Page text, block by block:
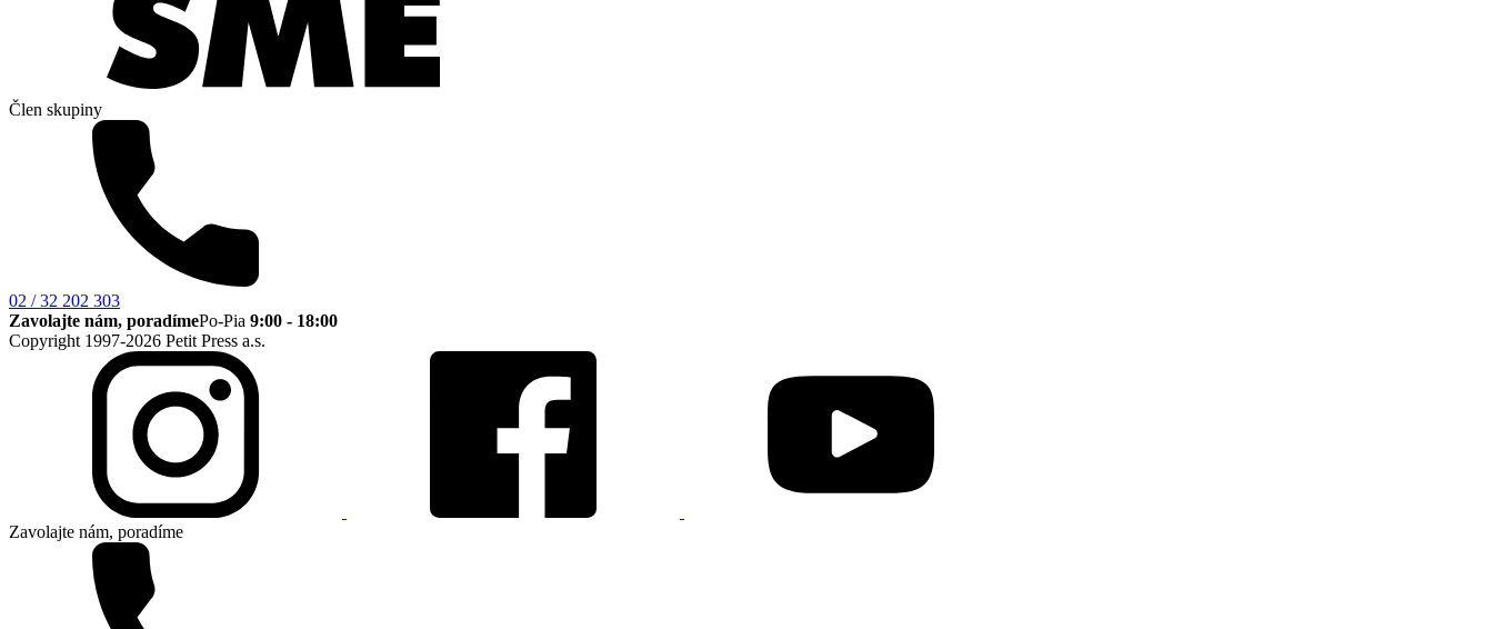
Člen skupiny
02 / 32 202 303
Zavolajte nám, poradímePo-Pia 9:00 - 18:00
Copyright 1997-2026 Petit Press a.s.
Zavolajte nám, poradíme